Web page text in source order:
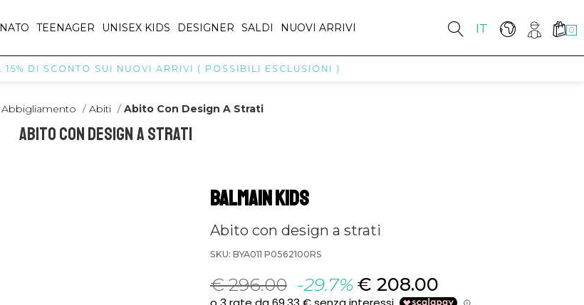
IT 0
TEENAGER UNISEX KIDS DESIGNER SALDI NUOVI ARRIVI
DI SCONTO SUI NUOVI ARRIVI ( POSSIBILI ESCLUSIONI )
Abbigliamento / Abiti / Abito Con Design A Strati
Abito Con Design A Strati
BALMAIN KIDS
Abito con design a strati
SKU: BYA011 P0562100RS
€ 296.00 -29.7% € 208.00